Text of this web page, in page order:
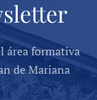
área formativa
de Mariana